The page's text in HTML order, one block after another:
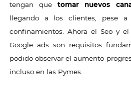
tengan quetomar nuevos
llegando a los clientes, pese
confinamientos. Ahora el Seo y
Google ads son requisitos
podido observar el aumento
incluso en las Pymes.